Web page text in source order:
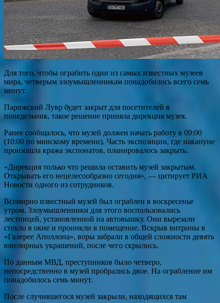
Для того, чтобы ограбить один из самых известных музеев
мира, четверым злоумышленникам понадобилось всего семь
минут.
Парижский Лувр будет закрыт для посетителей в
понедельник, такое решение приняла дирекция музея.
Ранее сообщалось, что музей должен начать работу в 09:00
(10:00 по минскому времени). Часть экспозиции, где накануне
произошла кража экспонатов, планировалось закрыть.
«Дирекция только что решила оставить музей закрытым.
Открывать его нецелесообразно сегодня», — цитирует РИА
Новости одного из сотрудников.
Всемирно известный музей был ограблен в воскресенье
утром. Злоумышленники для этого воспользовались
лестницей, установленной на автовышку. Они вырезали
стекло в окне и проникли в помещение. Вскрыв витрины в
«Галерее Аполлона», воры забрали в общей сложности девять
ювелирных украшений, после чего скрылись.
По данным МВД, преступников было четверо,
непосредственно в музей пробрались двое. На ограбление им
понадобилось семь минут.
После случившегося музей закрыли, находящихся там